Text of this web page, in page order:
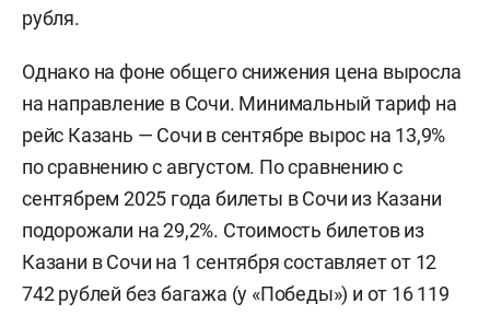
рубля.
Однако на фоне общего снижения цена выросла
на направление в Сочи. Минимальный тариф на
рейс Казань — Сочи в сентябре вырос на 13,9%
по сравнению с августом. По сравнению с
сентябрем 2025 года билеты в Сочи из Казани
подорожали на 29,2%. Стоимость билетов из
Казани в Сочи на 1 сентября составляет от 12
742 рублей без багажа (у «Победы») и от 16 119